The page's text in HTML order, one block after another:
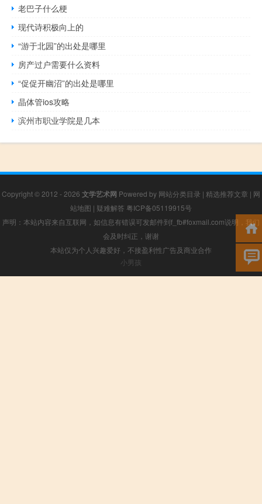
老巴子什么梗
现代诗积极向上的
“游于北园”的出处是哪里
房产过户需要什么资料
“促促开幽沼”的出处是哪里
晶体管ios攻略
滨州市职业学院是几本
Copyright © 2012 - 2026 文学艺术网 Powered by 网站分类目录 | 精选推荐文章 | 网
站地图 | 疑难解答 粤ICP备05119915号
声明：本站内容来自互联网，如信息有错误可发邮件到f_fb#foxmail.com说明，我们
会及时纠正，谢谢
本站仅为个人兴趣爱好，不接盈利性广告及商业合作
小男孩